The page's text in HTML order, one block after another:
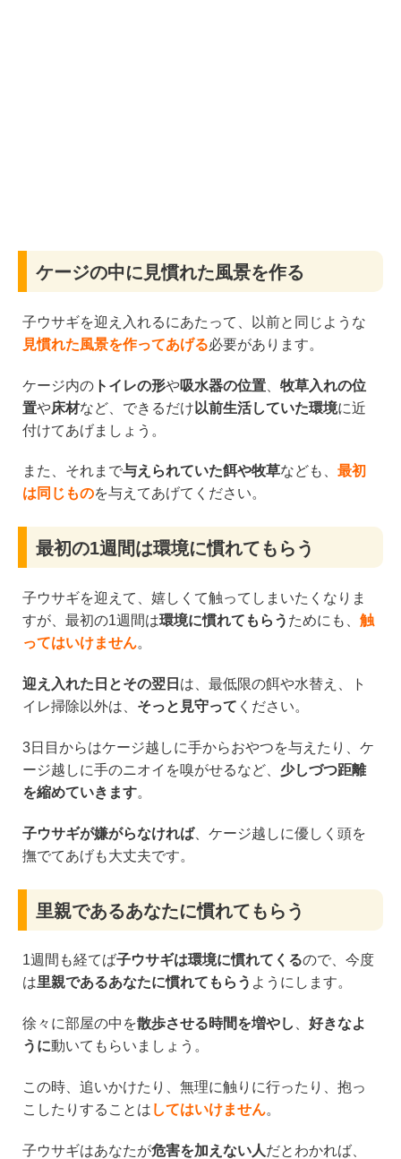
ケージの中に見慣れた風景を作る
子ウサギを迎え入れるにあたって、以前と同じような
見慣れた風景を作ってあげる必要があります。
ケージ内のトイレの形や吸水器の位置、 牧草入れの位
置や床材など、できるだけ 以前生活していた環境に近
付けてあげましょう。
また、それまで与えられていた餌や牧草なども、 最初
は同じものを与えてあげてください。
最初の1週間は環境に慣れてもらう
子ウサギを迎えて、嬉しくて触ってしまいたくなりま
すが、最初の1週間は環境に慣れてもらう ためにも、 触
ってはいけません。
迎え入れた日とその翌日 は、最低限の餌や水替え、ト
イレ掃除以外は、 そっと見守って ください。
3日目からはケージ越しに手からおやつを与えたり、ケ
ージ越しに手のニオイを嗅がせるなど、 少しづつ距離
を縮めていきます。
子ウサギが嫌がらなければ、ケージ越しに優しく頭を
撫でてあげも大丈夫です。
里親であるあなたに慣れてもらう
1週間も経てば子ウサギは環境に慣れてくるので、今度
は里親であるあなたに慣れてもらう ようにします。
徐々に部屋の中を散歩させる時間を増やし
好きなよ
うに動いてもらいましょう。
この時、追いかけたり、無理に触りに行ったり、抱っ
こしたりすることは してはいけません。
子ウサギはあなたが危害を加えない人だとわかれば、